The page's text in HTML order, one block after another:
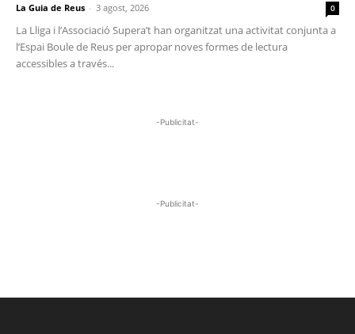
La Guia de Reus - 3 agost, 2026 0
La Lliga i l’Associació Supera’t han organitzat una activitat conjunta a
l’Espai Boule de Reus per apropar noves formes de lectura
accessibles a través...
-Publicitat-
-Publicitat-